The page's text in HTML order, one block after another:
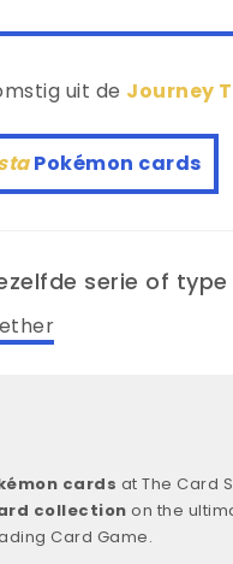
uit de Journey
Pokémon cards
serie of type
cards at The Card
collection on the
Card Game.